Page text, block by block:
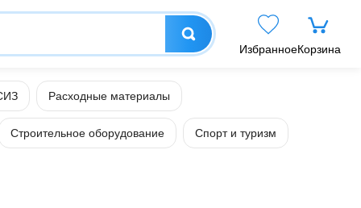
ИзбранноеКорзина
Расходные материалы
Строительное оборудование Спорт и туризм